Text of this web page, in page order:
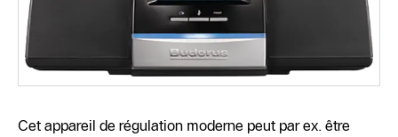
Cet appareil de régulation moderne peut par ex. être